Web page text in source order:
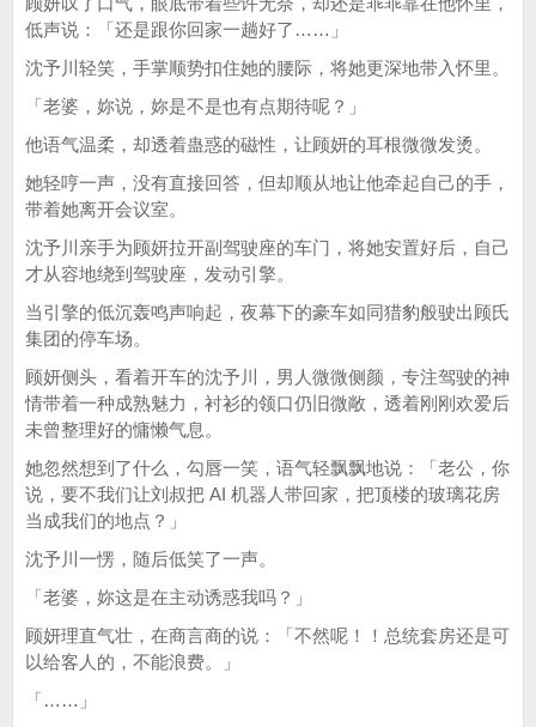
低声说：「还是跟你回家一趟好了……」
沈予川轻笑，手掌顺势扣住她的腰际，将她更深地带入怀里。
「老婆，妳说，妳是不是也有点期待呢？」
他语气温柔，却透着蛊惑的磁性，让顾妍的耳根微微发烫。
她轻哼一声，没有直接回答，但却顺从地让他牵起自己的手，
带着她离开会议室。
沈予川亲手为顾妍拉开副驾驶座的车门，将她安置好后，自己
才从容地绕到驾驶座，发动引擎。
当引擎的低沉轰鸣声响起，夜幕下的豪车如同猎豹般驶出顾氏
集团的停车场。
顾妍侧头，看着开车的沈予川，男人微微侧颜，专注驾驶的神
情带着一种成熟魅力，衬衫的领口仍旧微敞，透着刚刚欢爱后
未曾整理好的慵懒气息。
她忽然想到了什么，勾唇一笑，语气轻飘飘地说：「老公，你
说，要不我们让刘叔把 AI 机器人带回家，把顶楼的玻璃花房
当成我们的地点？」
沈予川一愣，随后低笑了一声。
「老婆，妳这是在主动诱惑我吗？」
顾妍理直气壮，在商言商的说：「不然呢！！总统套房还是可
以给客人的，不能浪费。」
「……」